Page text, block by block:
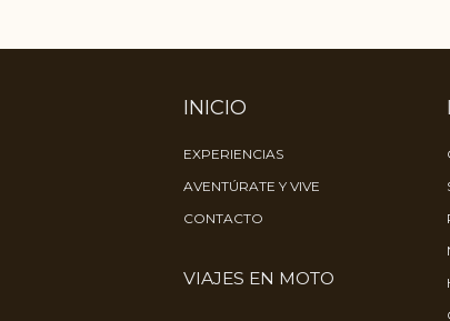
INICIO
EXPERIENCIAS
AVENTÚRATE Y VIVE
CONTACTO
VIAJES EN MOTO